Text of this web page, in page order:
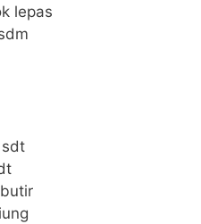
lepas
sdt